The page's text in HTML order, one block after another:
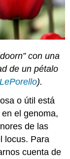
con una
de un pétalo
LePorello).
o útil está
el genoma,
de las
locus. Para
cuenta de